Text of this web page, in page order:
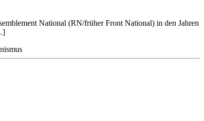
National (RN/früher Front National) in den Jahren